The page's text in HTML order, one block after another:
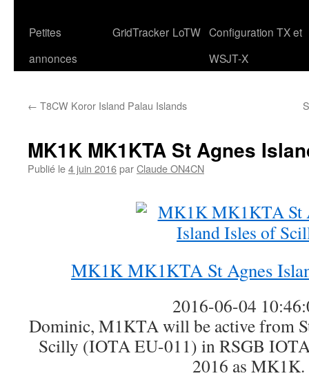
Petites
annonces
GridTracker LoTW Configuration TX et
WSJT-X
← T8CW Koror Island Palau Islands
MK1K MK1KTA St Agnes
Publié le4 juin 2016parClaude ON4CN
MK1K MK1KTA St Agnes
2016-06-04
Dominic, M1KTA will be active from
Scilly (IOTA EU-011) in RSGB
2016 as MK1K.